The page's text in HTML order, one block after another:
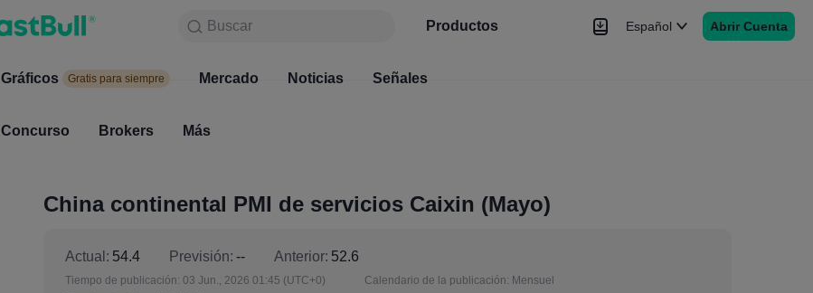
Buscar Productos
Gráficos Gratis para siempre Mercado Noticias
Español Abrir Cuenta
Buscar
Productos
Gráficos Gratis para siempre Mercado Noticias Señales
Concurso Brokers Más
China continental PMI de servicios Caixin (Mayo)
Actual: 54.4 Previsión: -- Anterior: 52.6
Tiempo de publicación: 03 Jun., 2026 01:45 (UTC+0) Calendario de la publicación: Mensuel